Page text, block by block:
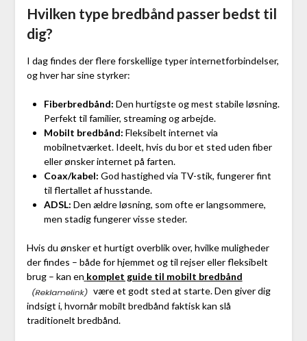
Hvilken type bredbånd passer bedst til
dig?
I dag findes der flere forskellige typer internetforbindelser,
og hver har sine styrker:
Fiberbredbånd: Den hurtigste og mest stabile løsning.
Perfekt til familier, streaming og arbejde.
Mobilt bredbånd: Fleksibelt internet via
mobilnetværket. Ideelt, hvis du bor et sted uden fiber
eller ønsker internet på farten.
Coax/kabel: God hastighed via TV-stik, fungerer fint
til flertallet af husstande.
ADSL: Den ældre løsning, som ofte er langsommere,
men stadig fungerer visse steder.
Hvis du ønsker et hurtigt overblik over, hvilke muligheder
der findes – både for hjemmet og til rejser eller fleksibelt
brug – kan en komplet guide til mobilt bredbånd
være et godt sted at starte. Den giver dig
indsigt i, hvornår mobilt bredbånd faktisk kan slå
traditionelt bredbånd.